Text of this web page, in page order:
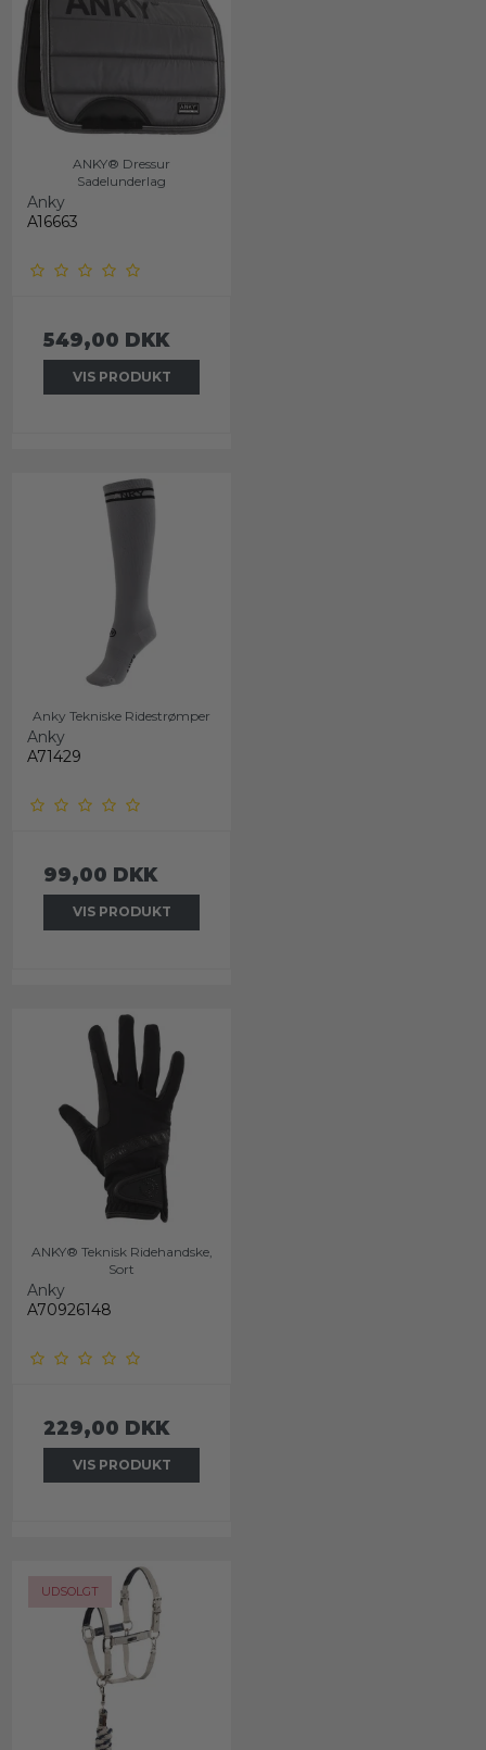
ANKY® Dressur
Sadelunderlag
Anky
A16663
549,00 DKK
VIS PRODUKT
Anky Tekniske Ridestrømper
Anky
A71429
99,00 DKK
VIS PRODUKT
ANKY® Teknisk Ridehandske,
Sort
Anky
A70926148
229,00 DKK
VIS PRODUKT
UDSOLGT